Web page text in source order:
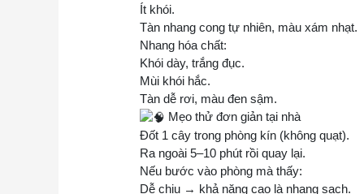
Ít khói.
Tàn nhang cong tự nhiên, màu xám nhạt.
Nhang hóa chất:
Khói dày, trắng đục.
Mùi khói hắc.
Tàn dễ rơi, màu đen sậm.
Mẹo thử đơn giản tại nhà
Đốt 1 cây trong phòng kín (không quạt).
Ra ngoài 5–10 phút rồi quay lại.
Nếu bước vào phòng mà thấy:
Dễ chịu → khả năng cao là nhang sạch.